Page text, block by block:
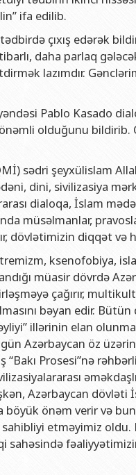
məsələlər və gənclər
və hüquq şöbəsi
və Müraciətlərlə iş şöbəsi
və təminat Departamenti
təminatı, monitorinq şöbəsi
Yardım Sektoru
yaradıcılıq Mərkəzi
Mərkəzi
Nəşr Evi
Coğrafiya fakültəsi
Filologiya fakültəsi
Tarix fakültəsi
Hüquq fakültəsi
İnformasiya və sənəd
Şərqşünasliq fakültəsi
Sosial elmlər və
ifa edilib.
çıxış edərək
daha parlaq
lazımdır.
Pablo Kasado
olduğunu bildirib.
sədri şeyxülislam
dini, sivilizasiya
dialoqa, İslam
müsəlmanlar,
dövlətimizin diqqət və
ksenofobiya,
müasir dövrdə
çağırır,
bəyan edir. Bütün
illərinin elan
Azərbaycan öz
Prosesi”nə
Azərbaycan
böyük önəm verir və
etməyimiz
sahəsində